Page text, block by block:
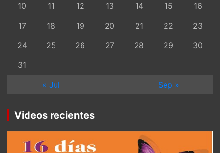
10
11 12 13 14 15
16
17
18 19 20 21 22
23
24
25 26 27 28 29
30
31
« Jul
Sep »
Videos recientes